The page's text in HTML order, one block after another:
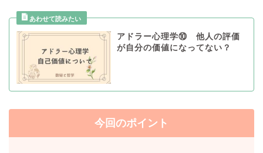
アドラー心理学⑩ 他人の評価
が自分の価値になってない？
今回のポイント